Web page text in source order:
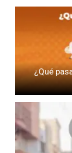
¿Qué